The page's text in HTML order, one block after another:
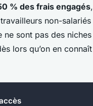
% des frais engagés,
non-salariés
ne sont pas des niches
lors qu’on en connaît